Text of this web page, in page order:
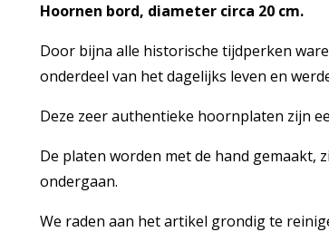
Hoornen bord, diameter circa 20 cm.
Door bijna alle historische tijdperken
onderdeel van het dagelijks leven en
Deze zeer authentieke hoornplaten zijn
De platen worden met de hand
ondergaan.
We raden aan het artikel grondig te